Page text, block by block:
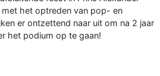
het optreden van pop- en
er ontzettend naar uit om na 2 jaar
het podium op te gaan!